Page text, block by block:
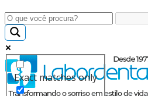
Exact matches only